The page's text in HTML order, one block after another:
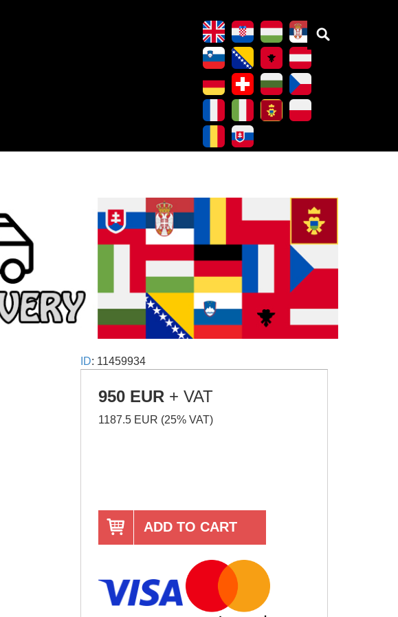
ID: 11459934
950 EUR + VAT
1187.5 EUR (25% VAT)
ADD TO CART